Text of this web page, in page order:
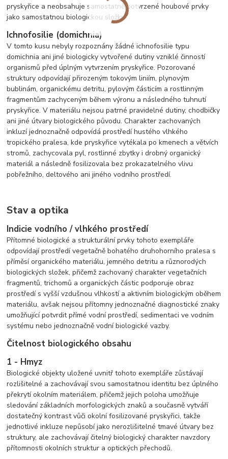
pryskyřice a neobsahuje samostatně potvrzené houbové prvky
jako samostatnou biologickou složku.
Ichnofosilie (domichnia)
V tomto kusu nebyly rozpoznány žádné ichnofosilie typu
domichnia ani jiné biologicky vytvořené dutiny vzniklé činností
organismů před úplným vytvrzením pryskyřice. Pozorované
struktury odpovídají přirozeným tokovým liniím, plynovým
bublinám, organickému detritu, pylovým částicím a rostlinným
fragmentům zachyceným během výronu a následného tuhnutí
pryskyřice. V materiálu nejsou patrné pravidelné dutiny, chodbičky
ani jiné útvary biologického původu. Charakter zachovaných
inkluzí jednoznačně odpovídá prostředí hustého vlhkého
tropického pralesa, kde pryskyřice vytékala po kmenech a větvích
stromů, zachycovala pyl, rostlinné zbytky i drobný organický
materiál a následně fosilizovala bez prokazatelného vlivu
pobřežního, deltového ani jiného vodního prostředí.
Stav a optika
Indicie vodního / vlhkého prostředí
Přítomné biologické a strukturální prvky tohoto exempláře
odpovídají prostředí vegetačně bohatého druhohorního pralesa s
příměsí organického materiálu, jemného detritu a různorodých
biologických složek, přičemž zachovaný charakter vegetačních
fragmentů, trichomů a organických částic podporuje obraz
prostředí s vyšší vzdušnou vlhkostí a aktivním biologickým oběhem
materiálu, avšak nejsou přítomny jednoznačné diagnostické znaky
umožňující potvrdit přímé vodní prostředí, sedimentaci ve vodním
systému nebo jednoznačně vodní biologické vazby.
Čitelnost biologického obsahu
1 - Hmyz
Biologické objekty uložené uvnitř tohoto exempláře zůstávají
rozlišitelné a zachovávají svou samostatnou identitu bez úplného
překrytí okolním materiálem, přičemž jejich poloha umožňuje
sledování základních morfologických znaků a současně vytváří
dostatečný kontrast vůči okolní fosilizované pryskyřici, takže
jednotlivé inkluze nepůsobí jako nerozlišitelné tmavé útvary bez
struktury, ale zachovávají čitelný biologický charakter navzdory
přítomnosti okolních struktur a optických přechodů.